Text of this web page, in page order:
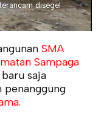
disegel
SMA
Sampaga
saja
penanggung